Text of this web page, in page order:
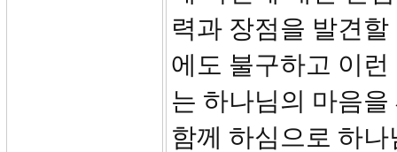
력과 장점을 발견
에도 불구하고 이
는 하나님의 마음
함께 하심으로 하